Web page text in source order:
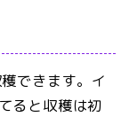
できます。イ
ると収穫は初